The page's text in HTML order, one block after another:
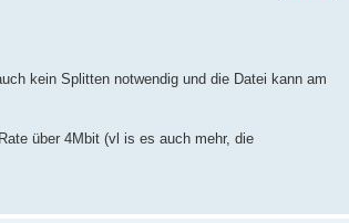
kein Splitten notwendig und die Datei kann am
über 4Mbit (vl is es auch mehr, die